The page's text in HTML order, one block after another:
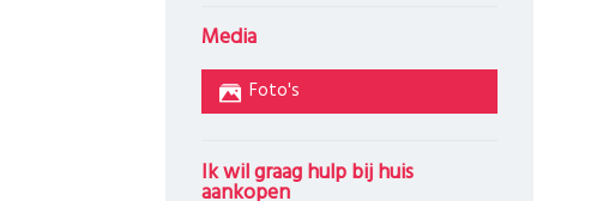
Media
Foto's
Ik wil graag hulp bij huis
aankopen